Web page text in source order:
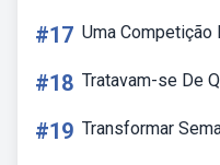
#17 Uma
#18 Tratavam-se De
#19 Transformar